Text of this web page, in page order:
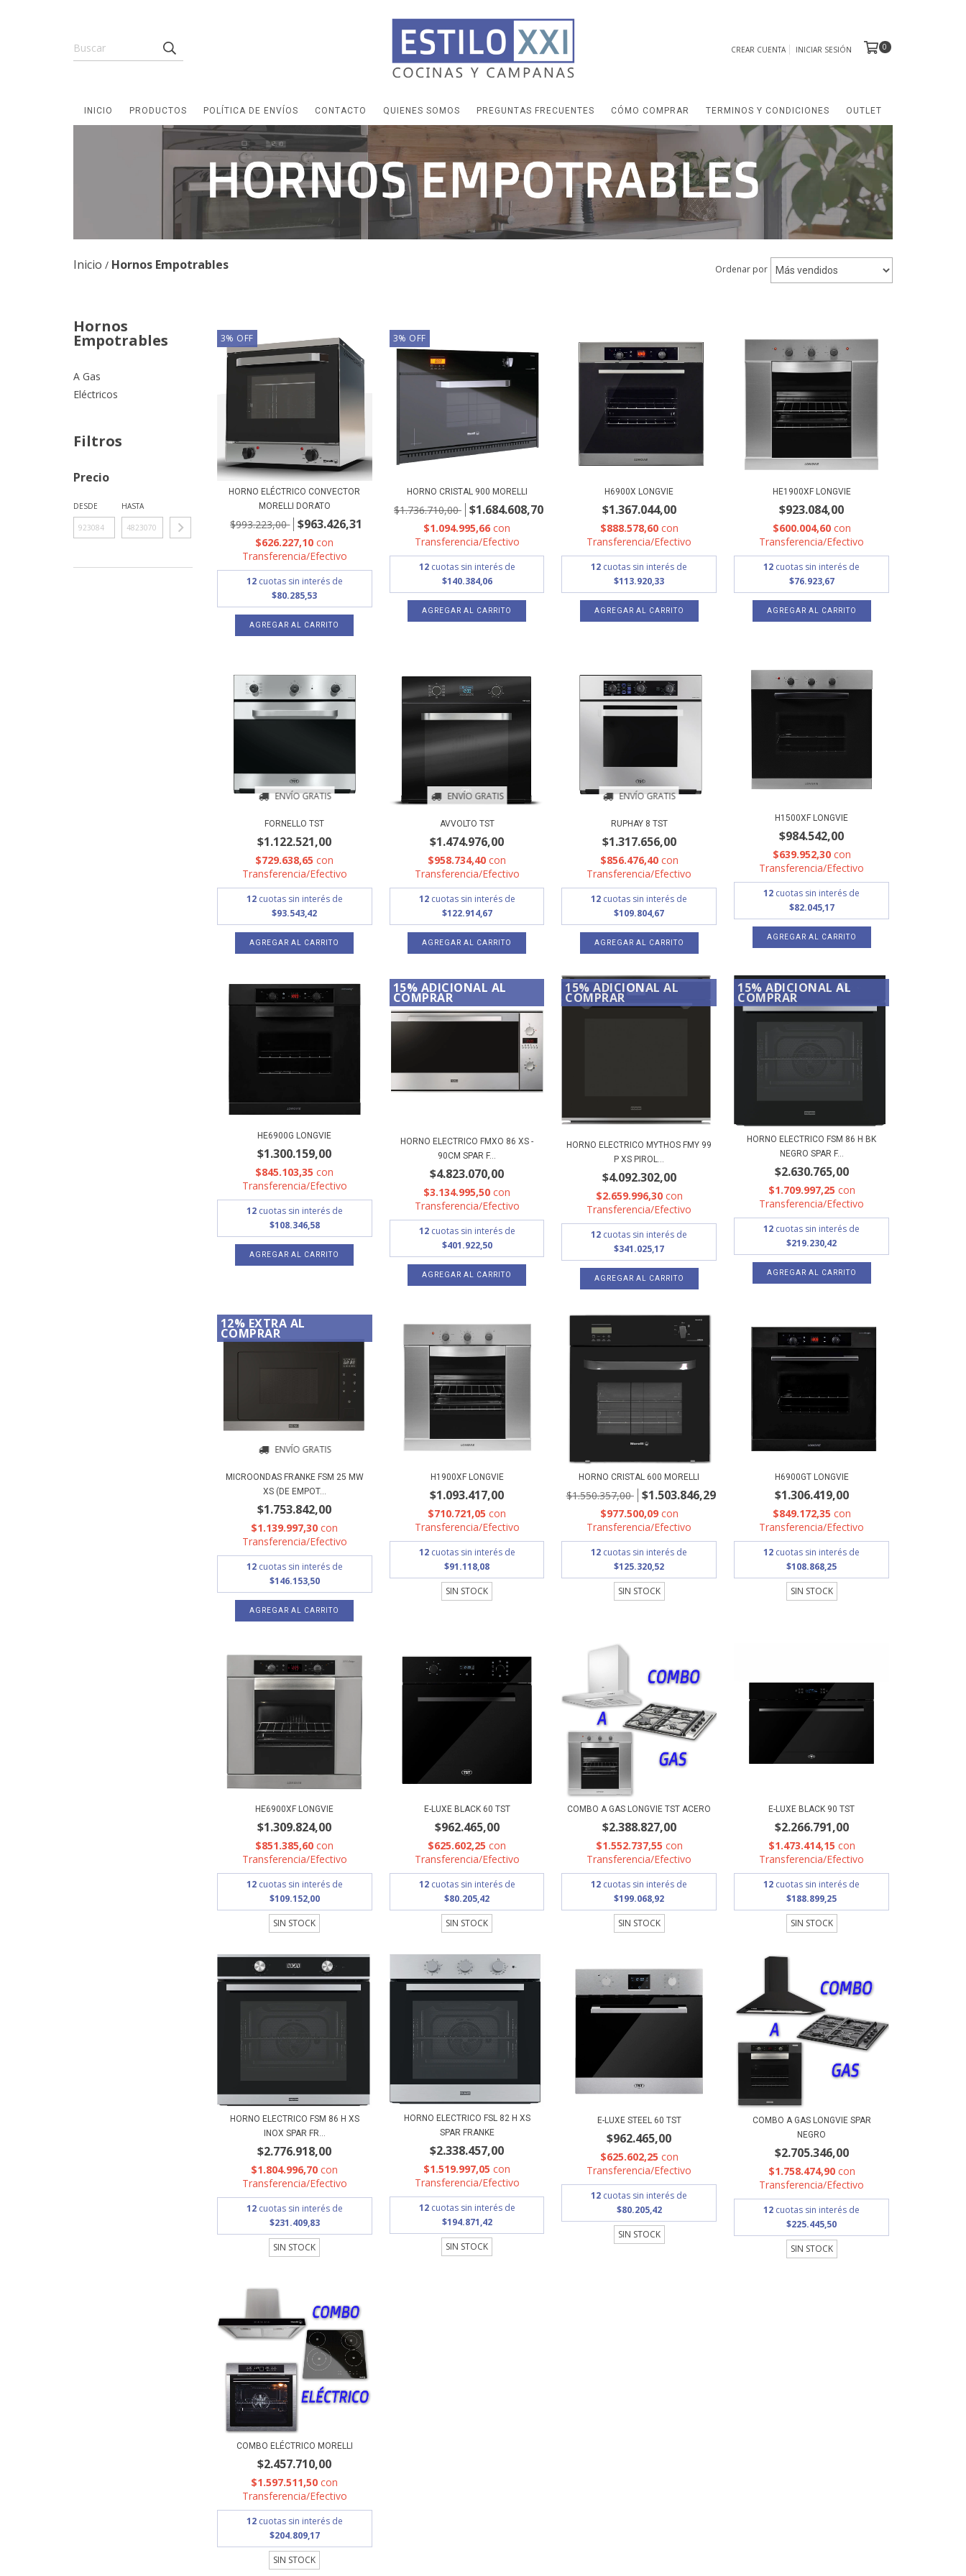
CREAR CUENTA INICIAR SESIÓN 0
INICIO PRODUCTOS POLÍTICA DE ENVÍOS CONTACTO QUIENES SOMOS PREGUNTAS FRECUENTES CÓMO COMPRAR TERMINOS Y CONDICIONES OUTLET
Inicio / Hornos Empotrables Ordenar por
Hornos
Empotrables
A Gas
Eléctricos
Filtros
Precio
DESDE HASTA
3% OFF
HORNO ELÉCTRICO CONVECTOR
MORELLI DORATO
$993.223,00 $963.426,31
$626.227,10con
Transferencia/Efectivo
12 cuotas sin interés de
$80.285,53
3% OFF
HORNO CRISTAL 900 MORELLI
$1.736.710,00 $1.684.608,70
$1.094.995,66con
Transferencia/Efectivo
12 cuotas sin interés de
$140.384,06
H6900X LONGVIE
$1.367.044,00
$888.578,60 con
Transferencia/Efectivo
12 cuotas sin interés de
$113.920,33
HE1900XF LONGVIE
$923.084,00
$600.004,60 con
Transferencia/Efectivo
12 cuotas sin interés de
$76.923,67
ENVÍO GRATIS
FORNELLO TST
$1.122.521,00
$729.638,65con
Transferencia/Efectivo
12 cuotas sin interés de
$93.543,42
ENVÍO GRATIS
AVVOLTO TST
$1.474.976,00
$958.734,40con
Transferencia/Efectivo
12 cuotas sin interés de
$122.914,67
ENVÍO GRATIS
RUPHAY 8 TST
$1.317.656,00
$856.476,40 con
Transferencia/Efectivo
12 cuotas sin interés de
$109.804,67
H1500XF LONGVIE
$984.542,00
$639.952,30 con
Transferencia/Efectivo
12 cuotas sin interés de
$82.045,17
HE6900G LONGVIE
$1.300.159,00
$845.103,35con
Transferencia/Efectivo
12 cuotas sin interés de
$108.346,58
15% ADICIONAL AL
COMPRAR
HORNO ELECTRICO FMXO 86 XS -
90CM SPAR F...
$4.823.070,00
$3.134.995,50con
Transferencia/Efectivo
12 cuotas sin interés de
$401.922,50
15% ADICIONAL AL
COMPRAR
HORNO ELECTRICO MYTHOS FMY 99
P XS PIROL...
$4.092.302,00
$2.659.996,30 con
Transferencia/Efectivo
12 cuotas sin interés de
$341.025,17
15% ADICIONAL AL
COMPRAR
HORNO ELECTRICO FSM 86 H BK
NEGRO SPAR F...
$2.630.765,00
$1.709.997,25 con
Transferencia/Efectivo
12 cuotas sin interés de
$219.230,42
12% EXTRA AL
COMPRAR
ENVÍO GRATIS
MICROONDAS FRANKE FSM 25 MW
XS (DE EMPOT...
$1.753.842,00
$1.139.997,30con
Transferencia/Efectivo
12 cuotas sin interés de
$146.153,50
H1900XF LONGVIE
$1.093.417,00
$710.721,05con
Transferencia/Efectivo
12 cuotas sin interés de
$91.118,08
SIN STOCK
HORNO CRISTAL 600 MORELLI
$1.550.357,00 $1.503.846,29
$977.500,09 con
Transferencia/Efectivo
12 cuotas sin interés de
$125.320,52
SIN STOCK
H6900GT LONGVIE
$1.306.419,00
$849.172,35 con
Transferencia/Efectivo
12 cuotas sin interés de
$108.868,25
SIN STOCK
HE6900XF LONGVIE
$1.309.824,00
$851.385,60con
Transferencia/Efectivo
12 cuotas sin interés de
$109.152,00
SIN STOCK
E-LUXE BLACK 60 TST
$962.465,00
$625.602,25con
Transferencia/Efectivo
12 cuotas sin interés de
$80.205,42
SIN STOCK
COMBO A GAS LONGVIE TST ACERO
$2.388.827,00
$1.552.737,55 con
Transferencia/Efectivo
12 cuotas sin interés de
$199.068,92
SIN STOCK
E-LUXE BLACK 90 TST
$2.266.791,00
$1.473.414,15 con
Transferencia/Efectivo
12 cuotas sin interés de
$188.899,25
SIN STOCK
HORNO ELECTRICO FSM 86 H XS
INOX SPAR FR...
$2.776.918,00
$1.804.996,70con
Transferencia/Efectivo
12 cuotas sin interés de
$231.409,83
SIN STOCK
HORNO ELECTRICO FSL 82 H XS
SPAR FRANKE
$2.338.457,00
$1.519.997,05con
Transferencia/Efectivo
12 cuotas sin interés de
$194.871,42
SIN STOCK
E-LUXE STEEL 60 TST
$962.465,00
$625.602,25 con
Transferencia/Efectivo
12 cuotas sin interés de
$80.205,42
SIN STOCK
COMBO A GAS LONGVIE SPAR
NEGRO
$2.705.346,00
$1.758.474,90 con
Transferencia/Efectivo
12 cuotas sin interés de
$225.445,50
SIN STOCK
COMBO ELÉCTRICO MORELLI
$2.457.710,00
$1.597.511,50con
Transferencia/Efectivo
12 cuotas sin interés de
$204.809,17
SIN STOCK